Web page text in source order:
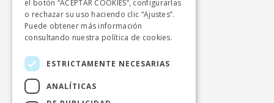
Autocares Beltrán, S.A.
Polígono Industrial el Lanchar, naves 1 y 2
28213 Colmenar del Arroyo - Madrid
+ 34 918651120
el botón “ACEPTAR COOKIES”, configurarlas
o rechazar su uso haciendo clic “Ajustes”.
Puede obtener más información
consultando nuestra política de cookies.
ESTRICTAMENTE NECESARIAS
ANALÍTICAS